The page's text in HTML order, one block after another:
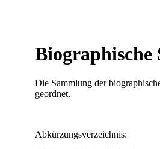
Biographische
Die Sammlung der
geordnet.
Abkürzungsverzeichnis: